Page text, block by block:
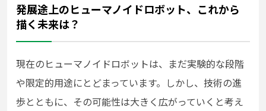
発展途上のヒューマノイドロボット、これから
描く未来は？
現在のヒューマノイドロボットは、まだ実験的な段階
や限定的用途にとどまっています。しかし、技術の進
歩とともに、その可能性は大きく広がっていくと考え